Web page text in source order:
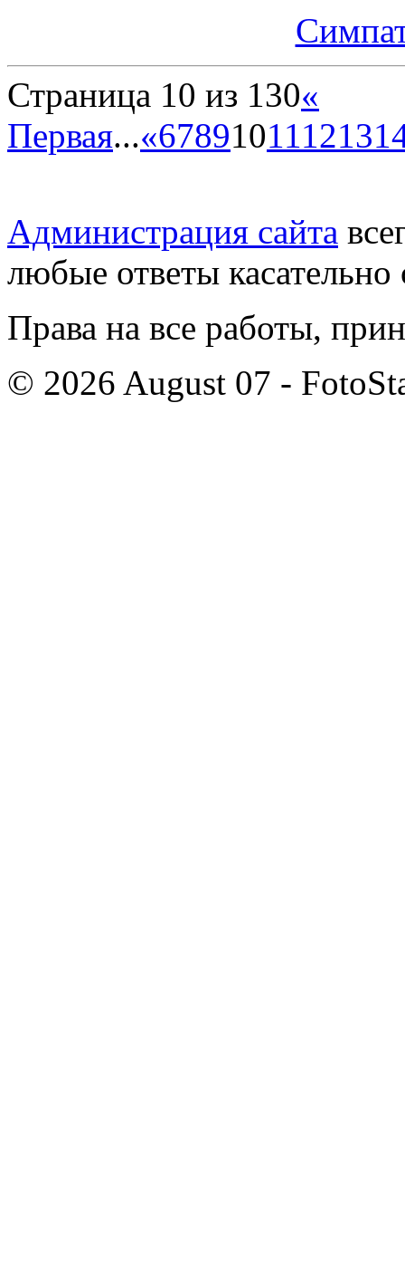
Страница 10 из 130«
Первая...«678910111213
Администрация сайта
любые ответы касательно
Права на все работы,
© 2026 August 07 -